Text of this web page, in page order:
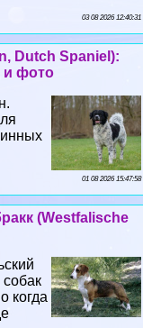
03 08 2026 12:40:31
Dutch Spaniel):
и фото
01 08 2026 15:47:58
(Westfalische
когда